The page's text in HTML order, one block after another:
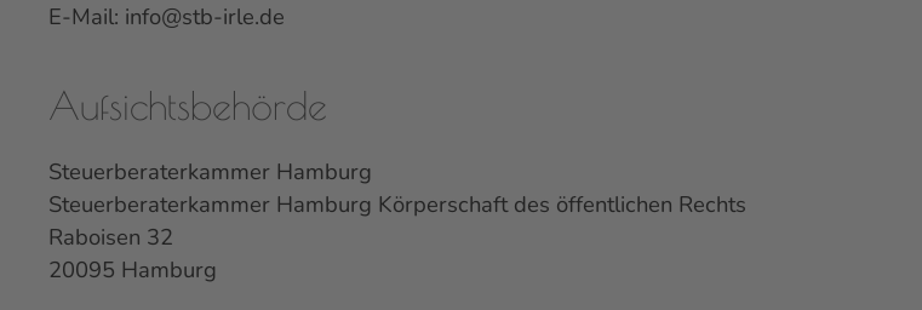
E-Mail: info@stb-irle.de
Aufsichtsbehörde
Steuerberaterkammer Hamburg
Steuerberaterkammer Hamburg Körperschaft des öffentlichen Rechts
Raboisen 32
20095 Hamburg